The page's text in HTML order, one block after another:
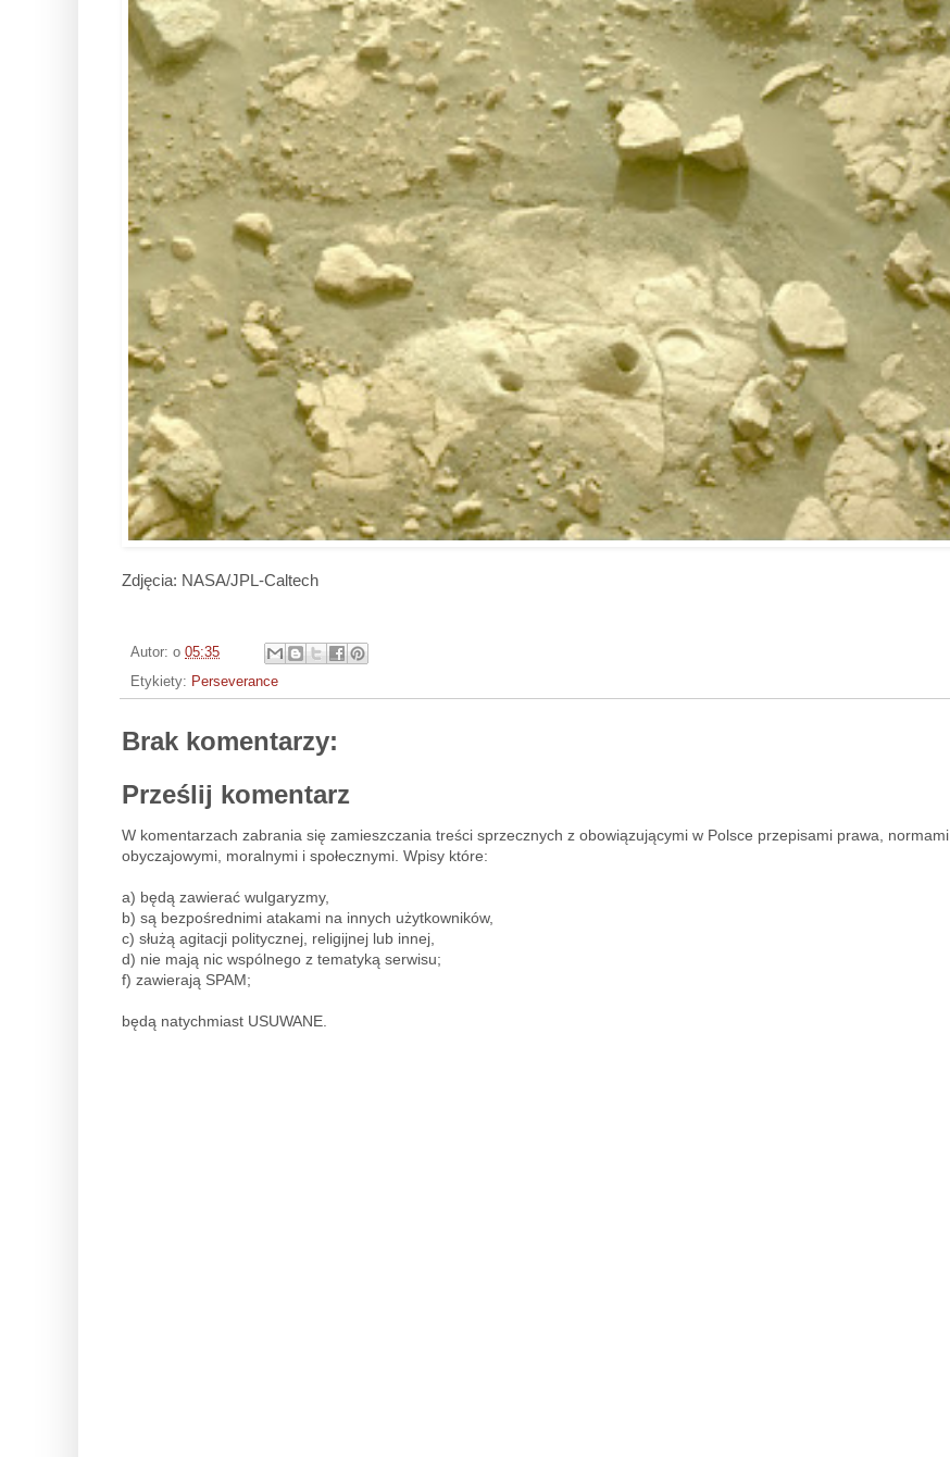
Zdjęcia: NASA/JPL-Caltech
Autor: o 05:35
Etykiety: Perseverance
Brak komentarzy:
Prześlij komentarz
W komentarzach zabrania się zamieszczania treści sprzecznych z obowiązującymi w Polsce przepisami prawa, normami
obyczajowymi, moralnymi i społecznymi. Wpisy które:
a) będą zawierać wulgaryzmy,
b) są bezpośrednimi atakami na innych użytkowników,
c) służą agitacji politycznej, religijnej lub innej,
d) nie mają nic wspólnego z tematyką serwisu;
f) zawierają SPAM;
będą natychmiast USUWANE.